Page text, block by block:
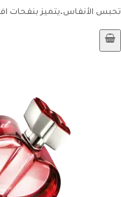
تحبس الأنفاس،يتميز بنفحات